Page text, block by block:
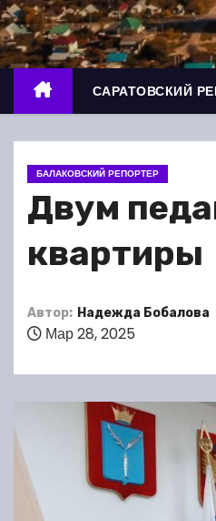
о
м
у
САРАТОВСКИЙ
БАЛАКОВСКИЙ РЕПОРТЕР
Двум
квартиры
Автор: Надежда Бобалова
Мар 28, 2025